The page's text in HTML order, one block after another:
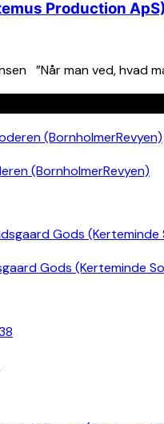
Production ApS)
”Når man ved, hvad
(BornholmerRevyen)
Gods (Kerteminde